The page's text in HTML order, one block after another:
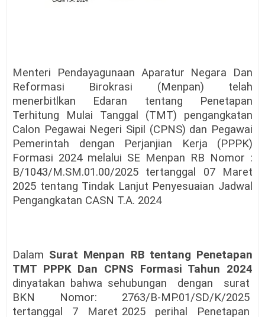
Menteri Pendayagunaan Aparatur Negara Dan
Reformasi Birokrasi (Menpan) telah
menerbitlkan Edaran tentang Penetapan
Terhitung Mulai Tanggal (TMT) pengangkatan
Calon Pegawai Negeri Sipil (CPNS) dan Pegawai
Pemerintah dengan Perjanjian Kerja (PPPK)
Formasi 2024 melalui SE Menpan RB Nomor :
B/1043/M.SM.01.00/2025 tertanggal 07 Maret
2025 tentang Tindak Lanjut Penyesuaian Jadwal
Pengangkatan CASN T.A. 2024
Dalam Surat Menpan RB tentang Penetapan
TMT PPPK Dan CPNS Formasi Tahun 2024
dinyatakan bahwa sehubungan
dengan
surat
BKN
Nomor:
2763/B-MP.01/SD/K/2025
tertanggal
7 Maret 2025 perihal
Penetapan